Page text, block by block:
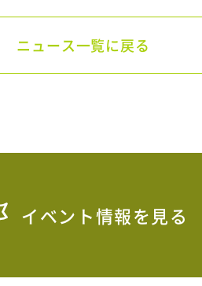
ニュース一覧に戻る
イベント情報を見る